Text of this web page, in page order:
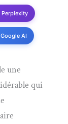
Perplexity
AI
une
qui